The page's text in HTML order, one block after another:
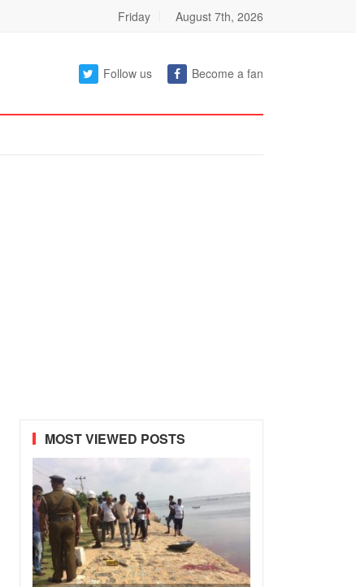
Friday August 7th, 2026
Follow us Become a fan
MOST VIEWED POSTS